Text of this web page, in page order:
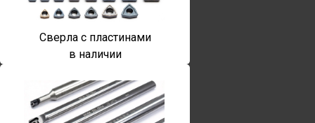
Сверла с пластинами
в наличии